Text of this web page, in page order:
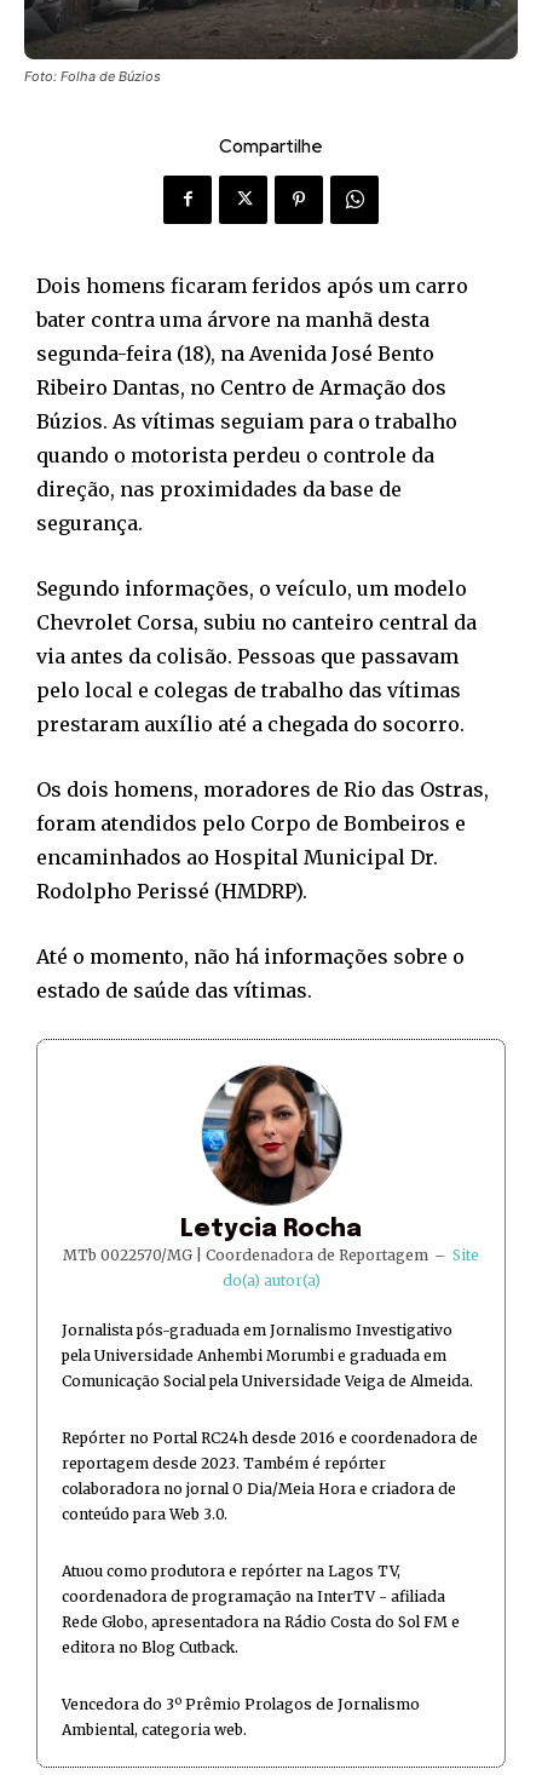
Foto: Folha de Búzios
Compartilhe
Dois homens ficaram feridos após um carro
bater contra uma árvore na manhã desta
segunda-feira (18), na Avenida José Bento
Ribeiro Dantas, no Centro de Armação dos
Búzios. As vítimas seguiam para o trabalho
quando o motorista perdeu o controle da
direção, nas proximidades da base de
segurança.
Segundo informações, o veículo, um modelo
Chevrolet Corsa, subiu no canteiro central da
via antes da colisão. Pessoas que passavam
pelo local e colegas de trabalho das vítimas
prestaram auxílio até a chegada do socorro.
Os dois homens, moradores de Rio das Ostras,
foram atendidos pelo Corpo de Bombeiros e
encaminhados ao Hospital Municipal Dr.
Rodolpho Perissé (HMDRP).
Até o momento, não há informações sobre o
estado de saúde das vítimas.
Letycia Rocha
MTb 0022570/MG | Coordenadora de Reportagem – Site
do(a) autor(a)
Jornalista pós-graduada em Jornalismo Investigativo
pela Universidade Anhembi Morumbi e graduada em
Comunicação Social pela Universidade Veiga de Almeida.
Repórter no Portal RC24h desde 2016 e coordenadora de
reportagem desde 2023. Também é repórter
colaboradora no jornal O Dia/Meia Hora e criadora de
conteúdo para Web 3.0.
Atuou como produtora e repórter na Lagos TV,
coordenadora de programação na InterTV - afiliada
Rede Globo, apresentadora na Rádio Costa do Sol FM e
editora no Blog Cutback.
Vencedora do 3º Prêmio Prolagos de Jornalismo
Ambiental, categoria web.